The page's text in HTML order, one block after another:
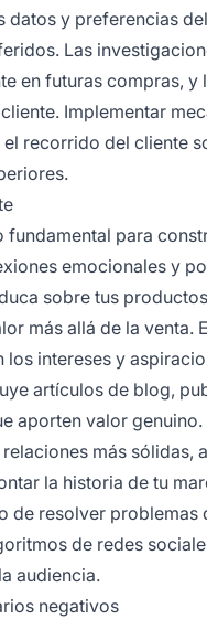
datos y preferencias
Las
en futuras compras,
Implementar
recorrido del cliente
fundamental para
emocionales y
sobre tus
más allá de la
intereses y
artículos de blog,
aporten valor
más sólidas,
la historia de tu
resolver
de redes
audiencia.
negativos